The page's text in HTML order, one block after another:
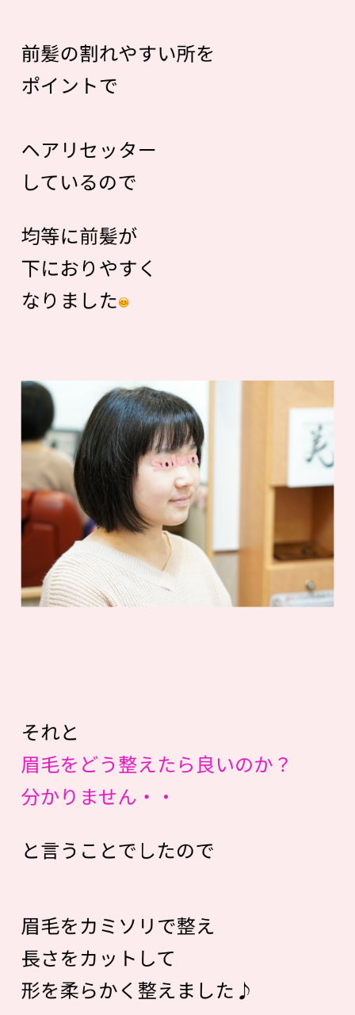
前髪の割れやすい所を
ポイントで
ヘアリセッター
しているので
均等に前髪が
下におりやすく
なりました
それと
眉毛をどう整えたら良いのか？
分かりません・・
と言うことでしたので
眉毛をカミソリで整え
長さをカットして
形を柔らかく整えました♪